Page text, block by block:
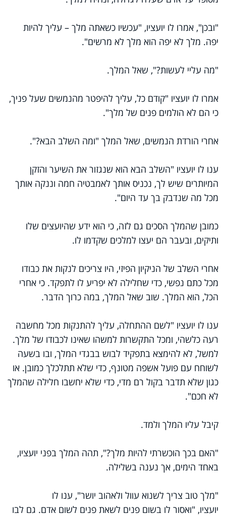
"ובכן", אמרו לו יועציו, "עכשיו כשאתה מלך – עליך להיות
יפה. מלך לא יפה הוא מלך לא מרשים".
"מה עליי לעשות?", שאל המלך.
אמרו לו יועציו "קודם כל, עליך להיפטר מהנמשים שעל פניך,
כי הם לא הולמים פנים של מלך".
אחרי הורדת הנמשים, שאל המלך "ומה השלב הבא?".
ענו לו יועציו "השלב הבא הוא שנגזור את השיער והזקן
המיותרים שיש לך, נכניס אותך לאמבטיה חמה וננקה אותך
מכל מה שנדבק בך עד היום".
כמובן שהמלך הסכים גם לזה, כי הוא ידע שהיועצים שלו
ותיקים, ובעבר הם יעצו למלכים שקדמו לו.
אחרי השלב של הניקיון הפיזי, היו צריכים לנקות את כבודו
מכל כתם נפשי, כדי שחלילה לא יפריע לו לתפקד. כי אחרי
הכל, הוא המלך. שוב שאל המלך, במה כרוך הדבר.
ענו לו יועציו "לשם ההתחלה, עליך להתנקות מכל מחשבה
רעה כלשהי, ומכל התקשרות למשהו שאינו לכבודו של מלך.
למשל, לא להימצא בתפקיד לבוש בבגדי המלך, ובו בשעה
לשוחח עם פועל אשפה מטונף, כדי שלא תתלכלך כמובן. או
כגון שלא תדבר בקול רם מדי, כדי שלא יחשבו חלילה שהמלך
לא חכם".
קיבל עליו המלך ולמד.
"האם בכך הוכשרתי להיות מלך?", תהה המלך בפני יועציו,
באחד הימים, אך נענה בשלילה.
"מלך טוב צריך לשנוא עוול ולאהוב יושר", ענו לו
יועציו, "ואסור לו בשום פנים לשאת פנים לשום אדם. גם לבו